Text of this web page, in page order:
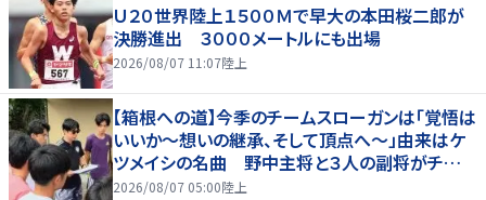
Ｕ２０世界陸上１５００Ｍで早大の本田桜二郎が
決勝進出 ３０００メートルにも出場
2026/08/07 11:07陸上
【箱根への道】今季のチームスローガンは「覚悟は
いいか～想いの継承、そして頂点へ～」由来はケ
ツメイシの名曲 野中主将と３人の副将がチーム
を引っ張る…夏合宿特集第１弾、国学院大
2026/08/07 05:00陸上